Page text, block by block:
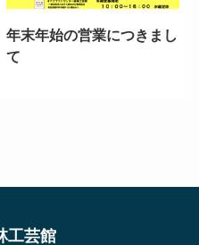
年末年始の営業につきまし
て
工芸館